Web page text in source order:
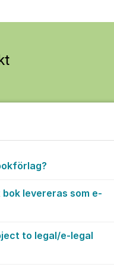
levereras som e-
to legal/e-legal